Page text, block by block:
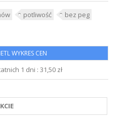
potliwość
bez peg
WYKRES CEN
1 dni : 31,50 zł